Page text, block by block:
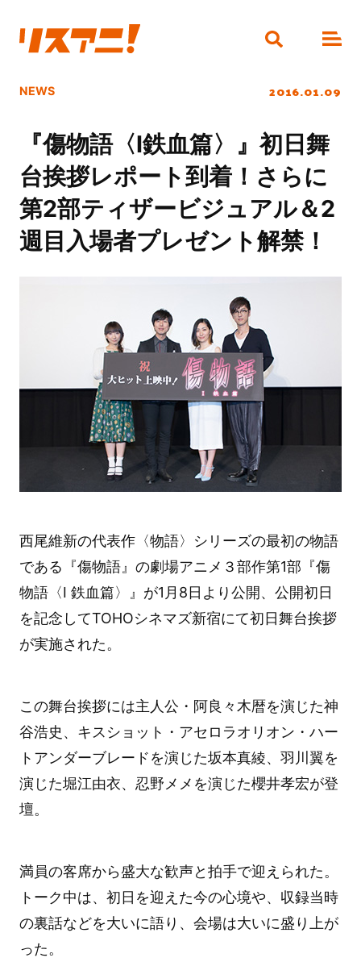
NEWS 2016.01.09
『傷物語〈Ⅰ鉄血篇〉』初日舞
台挨拶レポート到着！さらに
第2部ティザービジュアル＆2
週目入場者プレゼント解禁！
西尾維新の代表作〈物語〉シリーズの最初の物語
である『傷物語』の劇場アニメ３部作第1部『傷
物語〈Ⅰ 鉄血篇〉』が1月8日より公開、公開初日
を記念してTOHOシネマズ新宿にて初日舞台挨拶
が実施された。
この舞台挨拶には主人公・阿良々木暦を演じた神
谷浩史、キスショット・アセロラオリオン・ハー
トアンダーブレードを演じた坂本真綾、羽川翼を
演じた堀江由衣、忍野メメを演じた櫻井孝宏が登
壇。
満員の客席から盛大な歓声と拍手で迎えられた。
トーク中は、初日を迎えた今の心境や、収録当時
の裏話などを大いに語り、会場は大いに盛り上が
った。